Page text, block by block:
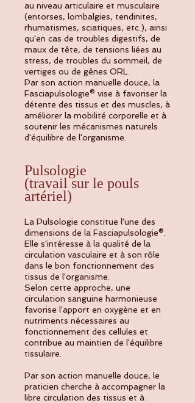
au niveau articulaire et musculaire
(entorses, lombalgies, tendinites,
rhumatismes, sciatiques, etc.), ainsi
qu'en cas de troubles digestifs, de
maux de tête, de tensions liées au
stress, de troubles du sommeil, de
vertiges ou de gênes ORL.
Par son action manuelle douce, la
Fasciapulsologie® vise à favoriser la
détente des tissus et des muscles, à
améliorer la mobilité corporelle et à
soutenir les mécanismes naturels
d'équilibre de l'organisme.
Pulsologie
(travail sur le pouls
artériel)
La Pulsologie constitue l'une des
dimensions de la Fasciapulsologie®.
Elle s'intéresse à la qualité de la
circulation vasculaire et à son rôle
dans le bon fonctionnement des
tissus de l'organisme.
Selon cette approche, une
circulation sanguine harmonieuse
favorise l'apport en oxygène et en
nutriments nécessaires au
fonctionnement des cellules et
contribue au maintien de l'équilibre
tissulaire.
Par son action manuelle douce, le
praticien cherche à accompagner la
libre circulation des tissus et à